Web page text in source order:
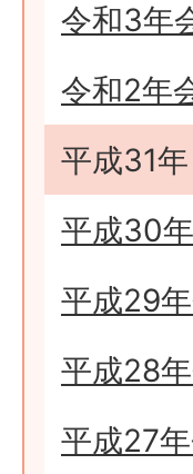
令和3年
令和2年
平成31
平成30
平成29
平成28
平成27